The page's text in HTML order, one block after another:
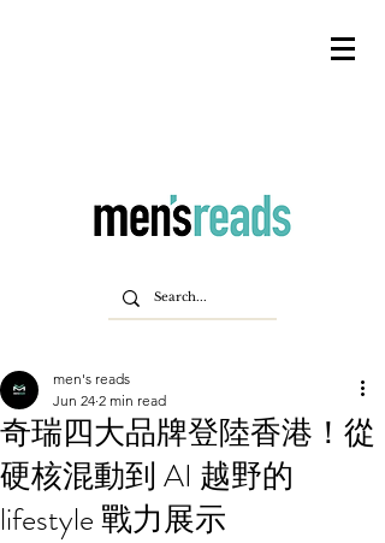
奇瑞四大品牌登陸香港！從
硬核混動到 AI 越野的
lifestyle 戰力展示
men's reads
Jun 24 2 min read